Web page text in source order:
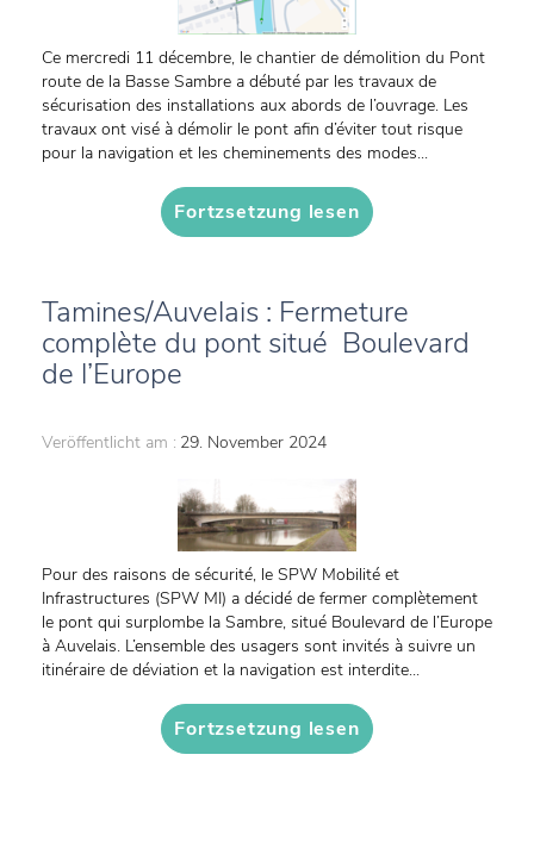
Ce mercredi 11 décembre, le chantier de démolition du Pont
route de la Basse Sambre a débuté par les travaux de
sécurisation des installations aux abords de l’ouvrage. Les
travaux ont visé à démolir le pont afin d’éviter tout risque
pour la navigation et les cheminements des modes...
Fortzsetzung lesen
Tamines/Auvelais : Fermeture
complète du pont situé Boulevard
de l’Europe
Veröffentlicht am : 29. November 2024
Pour des raisons de sécurité, le SPW Mobilité et
Infrastructures (SPW MI) a décidé de fermer complètement
le pont qui surplombe la Sambre, situé Boulevard de l’Europe
à Auvelais. L’ensemble des usagers sont invités à suivre un
itinéraire de déviation et la navigation est interdite...
Fortzsetzung lesen